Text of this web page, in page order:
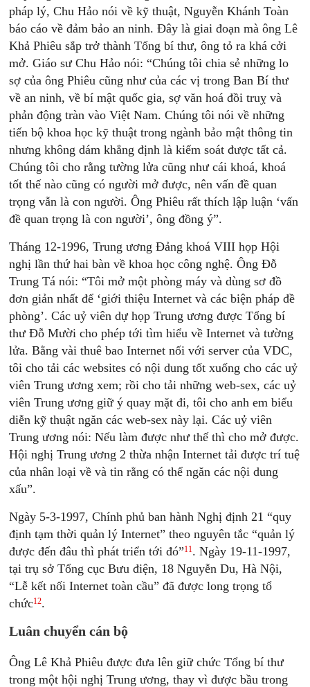
pháp lý, Chu Hảo nói về kỹ thuật, Nguyễn Khánh Toàn
báo cáo về đảm bảo an ninh. Đây là giai đoạn mà ông Lê
Khả Phiêu sắp trở thành Tổng bí thư, ông tỏ ra khá cởi
mở. Giáo sư Chu Hảo nói: “Chúng tôi chia sẻ những lo
sợ của ông Phiêu cũng như của các vị trong Ban Bí thư
về an ninh, về bí mật quốc gia, sợ văn hoá đồi truỵ và
phản động tràn vào Việt Nam. Chúng tôi nói về những
tiến bộ khoa học kỹ thuật trong ngành bảo mật thông tin
nhưng không dám khẳng định là kiểm soát được tất cả.
Chúng tôi cho rằng tường lửa cũng như cái khoá, khoá
tốt thế nào cũng có người mở được, nên vấn đề quan
trọng vẫn là con người. Ông Phiêu rất thích lập luận ‘vấn
đề quan trọng là con người’, ông đồng ý”.
Tháng 12-1996, Trung ương Đảng khoá VIII họp Hội
nghị lần thứ hai bàn về khoa học công nghệ. Ông Đỗ
Trung Tá nói: “Tôi mở một phòng máy và dùng sơ đồ
đơn giản nhất để ‘giới thiệu Internet và các biện pháp đề
phòng’. Các uỷ viên dự họp Trung ương được Tổng bí
thư Đỗ Mười cho phép tới tìm hiểu về Internet và tường
lửa. Bằng vài thuê bao Internet nối với server của VDC,
tôi cho tải các websites có nội dung tốt xuống cho các uỷ
viên Trung ương xem; rồi cho tải những web-sex, các uỷ
viên Trung ương giữ ý quay mặt đi, tôi cho anh em biểu
diễn kỹ thuật ngăn các web-sex này lại. Các uỷ viên
Trung ương nói: Nếu làm được như thế thì cho mở được.
Hội nghị Trung ương 2 thừa nhận Internet tải được trí tuệ
của nhân loại về và tin rằng có thể ngăn các nội dung
xấu”.
Ngày 5-3-1997, Chính phủ ban hành Nghị định 21 “quy
định tạm thời quản lý Internet” theo nguyên tắc “quản lý
được đến đâu thì phát triển tới đó”11 . Ngày 19-11-1997,
tại trụ sở Tổng cục Bưu điện, 18 Nguyễn Du, Hà Nội,
“Lễ kết nối Internet toàn cầu” đã được long trọng tổ
chức12.
Luân chuyển cán bộ
Ông Lê Khả Phiêu được đưa lên giữ chức Tổng bí thư
trong một hội nghị Trung ương, thay vì được bầu trong